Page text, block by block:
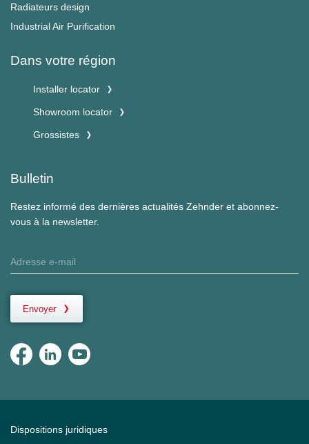
Radiateurs design
Industrial Air Purification
Dans votre région
Installer locator
Showroom locator
Grossistes
Bulletin
Restez informé des dernières actualités Zehnder et abonnez-
vous à la newsletter.
Envoyer
Dispositions juridiques